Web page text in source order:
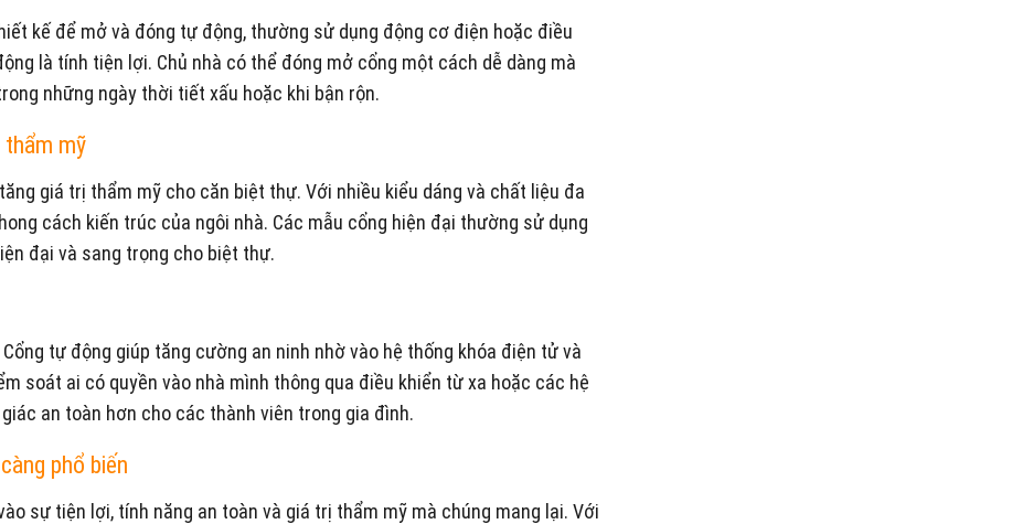
kế để mở và đóng tự động, thường sử dụng động cơ điện hoặc điều
là tính tiện lợi. Chủ nhà có thể đóng mở cổng một cách dễ dàng mà
những ngày thời tiết xấu hoặc khi bận rộn.
mỹ
giá trị thẩm mỹ cho căn biệt thự. Với nhiều kiểu dáng và chất liệu đa
cách kiến trúc của ngôi nhà. Các mẫu cổng hiện đại thường sử dụng
đại và sang trọng cho biệt thự.
tự động giúp tăng cường an ninh nhờ vào hệ thống khóa điện tử và
soát ai có quyền vào nhà mình thông qua điều khiển từ xa hoặc các hệ
an toàn hơn cho các thành viên trong gia đình.
phổ biến
sự tiện lợi, tính năng an toàn và giá trị thẩm mỹ mà chúng mang lại. Với